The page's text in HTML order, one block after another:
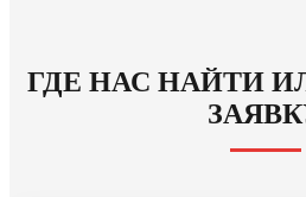
ГДЕ НАС НАЙТИ